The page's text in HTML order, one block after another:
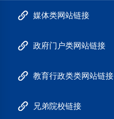
媒体类网站链接
政府门户类网站链接
教育行政类类网站链接
兄弟院校链接